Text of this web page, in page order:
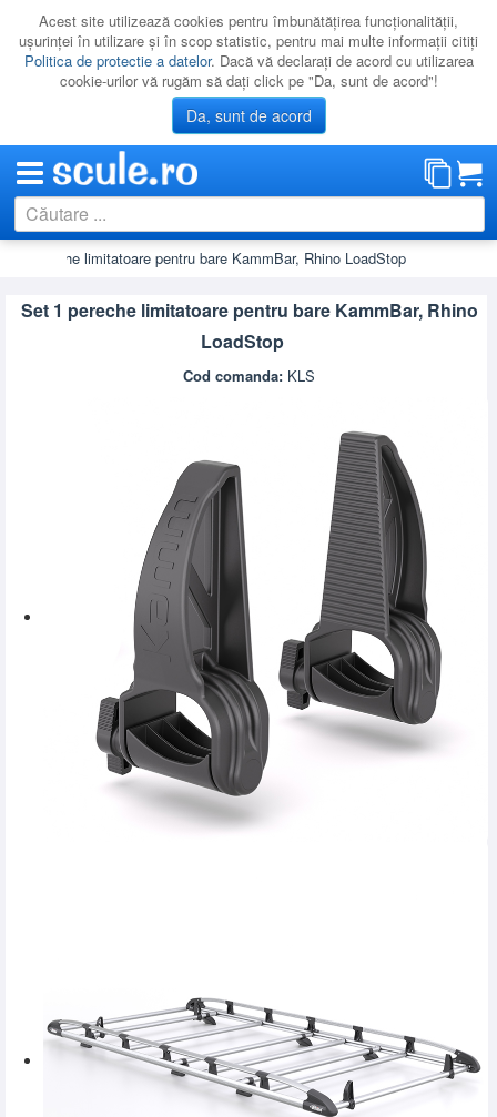
Acest site utilizează cookies pentru îmbunătăţirea funcţionalităţii,
uşurinţei în utilizare şi în scop statistic, pentru mai multe informaţii citiţi
Politica de protectie a datelor. Dacă vă declaraţi de acord cu utilizarea
cookie-urilor vă rugăm să daţi click pe "Da, sunt de acord"!
Da, sunt de acord
CATEGORII
CONTACT
AUTENTIFICARE
1 pereche limitatoare pentru bare KammBar, Rhino LoadStop
Set 1 pereche limitatoare pentru bare KammBar, Rhino
LoadStop
Cod comanda: KLS